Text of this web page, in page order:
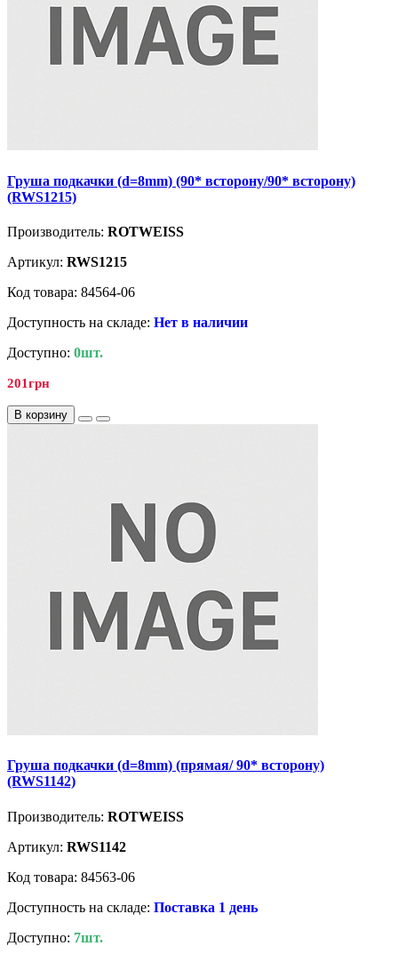
Груша подкачки (d=8mm) (90* всторону/90* всторону)
(RWS1215)
Производитель: ROTWEISS
Артикул: RWS1215
Код товара: 84564-06
Доступность на складе: Нет в наличии
Доступно: 0шт.
201грн
В корзину
Груша подкачки (d=8mm) (прямая/ 90* всторону)
(RWS1142)
Производитель: ROTWEISS
Артикул: RWS1142
Код товара: 84563-06
Доступность на складе: Поставка 1 день
Доступно: 7шт.